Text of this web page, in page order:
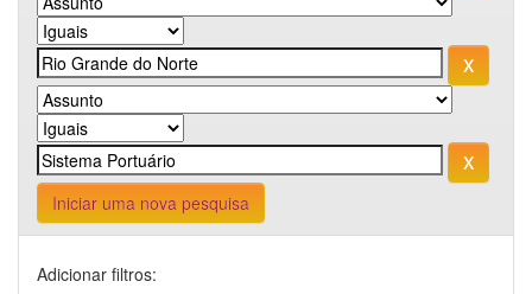
Iniciar uma nova pesquisa
Adicionar filtros: